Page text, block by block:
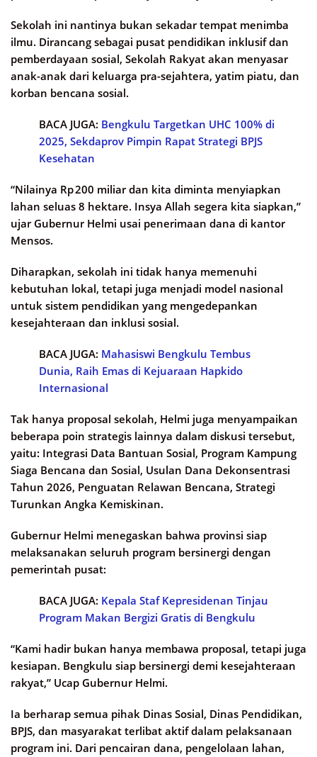
Sekolah ini nantinya bukan sekadar tempat menimba
ilmu. Dirancang sebagai pusat pendidikan inklusif dan
pemberdayaan sosial, Sekolah Rakyat akan menyasar
anak-anak dari keluarga pra-sejahtera, yatim piatu, dan
korban bencana sosial.
BACA JUGA: Bengkulu Targetkan UHC 100% di
2025, Sekdaprov Pimpin Rapat Strategi BPJS
Kesehatan
“Nilainya Rp 200 miliar dan kita diminta menyiapkan
lahan seluas 8 hektare. Insya Allah segera kita siapkan,”
ujar Gubernur Helmi usai penerimaan dana di kantor
Mensos.
Diharapkan, sekolah ini tidak hanya memenuhi
kebutuhan lokal, tetapi juga menjadi model nasional
untuk sistem pendidikan yang mengedepankan
kesejahteraan dan inklusi sosial.
BACA JUGA: Mahasiswi Bengkulu Tembus
Dunia, Raih Emas di Kejuaraan Hapkido
Internasional
Tak hanya proposal sekolah, Helmi juga menyampaikan
beberapa poin strategis lainnya dalam diskusi tersebut,
yaitu: Integrasi Data Bantuan Sosial, Program Kampung
Siaga Bencana dan Sosial, Usulan Dana Dekonsentrasi
Tahun 2026, Penguatan Relawan Bencana, Strategi
Turunkan Angka Kemiskinan.
Gubernur Helmi menegaskan bahwa provinsi siap
melaksanakan seluruh program bersinergi dengan
pemerintah pusat:
BACA JUGA: Kepala Staf Kepresidenan Tinjau
Program Makan Bergizi Gratis di Bengkulu
“Kami hadir bukan hanya membawa proposal, tetapi juga
kesiapan. Bengkulu siap bersinergi demi kesejahteraan
rakyat,” Ucap Gubernur Helmi.
Ia berharap semua pihak Dinas Sosial, Dinas Pendidikan,
BPJS, dan masyarakat terlibat aktif dalam pelaksanaan
program ini. Dari pencairan dana, pengelolaan lahan,